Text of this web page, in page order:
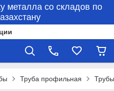
металла со складов по
Труба профильная